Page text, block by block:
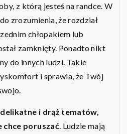
z którą jesteś na randce. W
zrozumienia, że rozdział
chłopakiem lub
zamknięty. Ponadto nikt
do innych ludzi. Takie
i sprawia, że Twój
i drąż tematów,
poruszać. Ludzie mają